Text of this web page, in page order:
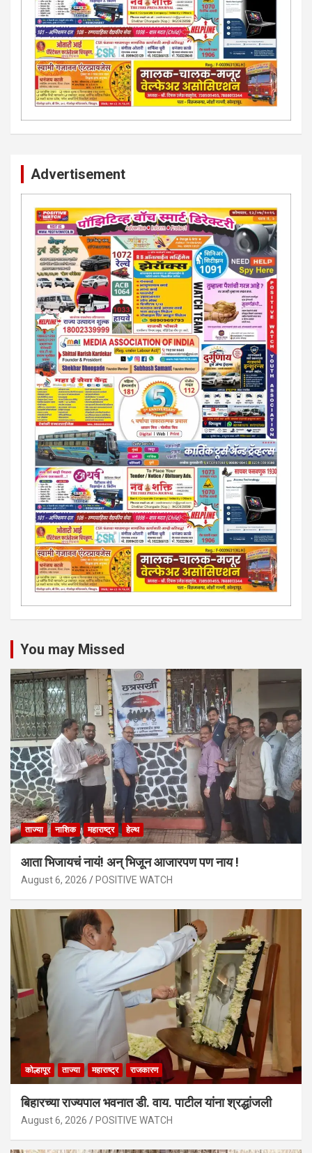
Advertisement
You may Missed
ताज्या नाशिक महाराष्ट्र हेल्थ
आता भिजायचं नायं! अन् भिजून आजारपण पण नाय !
August 6, 2026 POSITIVE WATCH
कोल्हापूर ताज्या महाराष्ट्र राजकारण
बिहारच्या राज्यपाल भवनात डी. वाय. पाटील यांना श्रद्धांजली
August 6, 2026 POSITIVE WATCH